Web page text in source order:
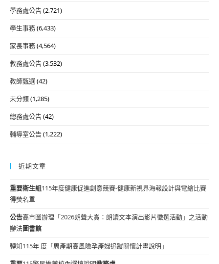
學務處公告(2,721)
學生事務(6,433)
家長事務(4,564)
教務處公告(3,532)
教師甄選(42)
未分類(1,285)
總務處公告(42)
輔導室公告(1,222)
近期文章
重要衛生組115年度健康促進創意競賽-健康新視界海報設計與電繪比賽
得獎名單
公告高市圖辦理「2026朗聲大賞：朗讀文本演出影片徵選活動」之活動
辦法圖書館
轉知115年 度「周產期高風險孕產婦追蹤關懷計畫說明」